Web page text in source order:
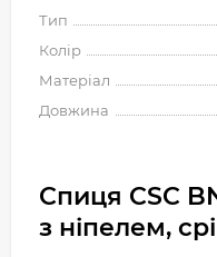
Тип
Колір
Матеріал
Довжина
Спиця CSC
з ніпелем,